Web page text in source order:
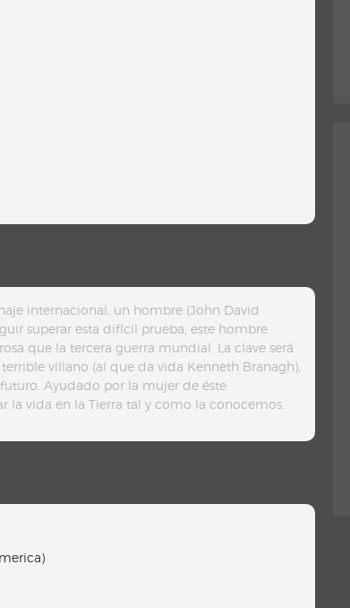
internacional, un hombre (John David
superar esta difícil prueba, este hombre
que la tercera guerra mundial. La clave será
villano (al que da vida Kenneth Branagh),
Ayudado por la mujer de éste
la vida en la Tierra tal y como la conocemos.